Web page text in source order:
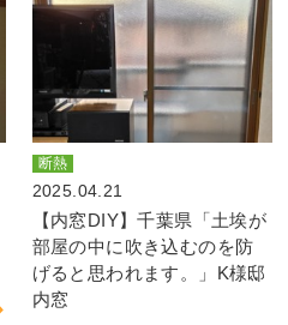
断熱
2025.04.21
【内窓DIY】千葉県「土埃が
部屋の中に吹き込むのを防
げると思われます。」K様邸
内窓